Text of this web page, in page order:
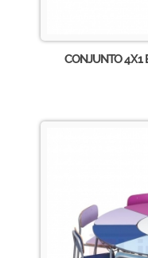
CONJUNTO 4X1